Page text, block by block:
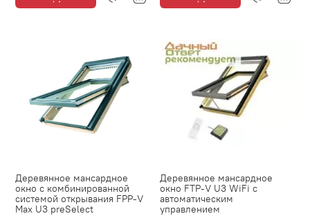
Деревянное мансардное
окно с комбинированной
системой открывания FPP-V
Max U3 preSelect
Деревянное мансардное
окно FTP-V U3 WiFi с
автоматическим
управлением